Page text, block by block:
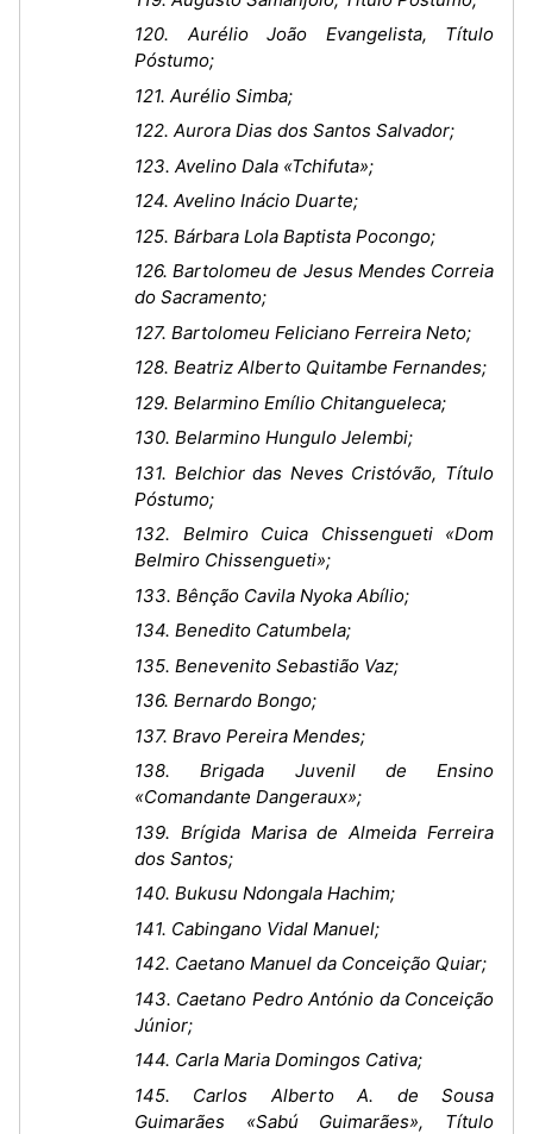
120. Aurélio João Evangelista, Título
Póstumo;
121. Aurélio Simba;
122. Aurora Dias dos Santos Salvador;
123. Avelino Dala «Tchifuta»;
124. Avelino Inácio Duarte;
125. Bárbara Lola Baptista Pocongo;
126. Bartolomeu de Jesus Mendes Correia
do Sacramento;
127. Bartolomeu Feliciano Ferreira Neto;
128. Beatriz Alberto Quitambe Fernandes;
129. Belarmino Emílio Chitangueleca;
130. Belarmino Hungulo Jelembi;
131. Belchior das Neves Cristóvão, Título
Póstumo;
132. Belmiro Cuica Chissengueti «Dom
Belmiro Chissengueti»;
133. Bênção Cavila Nyoka Abílio;
134. Benedito Catumbela;
135. Benevenito Sebastião Vaz;
136. Bernardo Bongo;
137. Bravo Pereira Mendes;
138. Brigada Juvenil de Ensino
«Comandante Dangeraux»;
139. Brígida Marisa de Almeida Ferreira
dos Santos;
140. Bukusu Ndongala Hachim;
141. Cabingano Vidal Manuel;
142. Caetano Manuel da Conceição Quiar;
143. Caetano Pedro António da Conceição
Júnior;
144. Carla Maria Domingos Cativa;
145. Carlos Alberto A. de Sousa
Guimarães «Sabú Guimarães», Título